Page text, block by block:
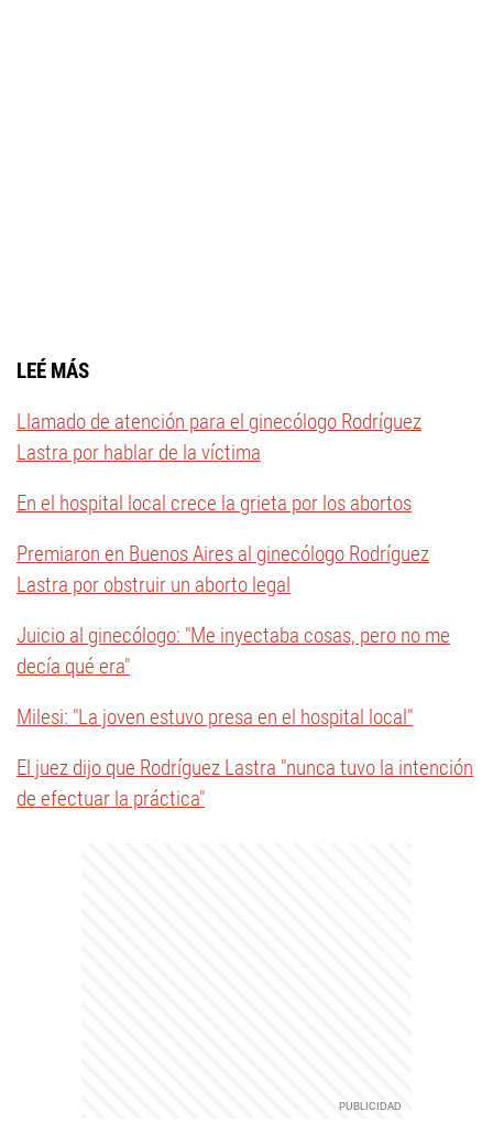
LEÉ MÁS
Llamado de atención para el ginecólogo Rodríguez
Lastra por hablar de la víctima
En el hospital local crece la grieta por los abortos
Premiaron en Buenos Aires al ginecólogo Rodríguez
Lastra por obstruir un aborto legal
Juicio al ginecólogo: "Me inyectaba cosas, pero no me
decía qué era"
Milesi: "La joven estuvo presa en el hospital local"
El juez dijo que Rodríguez Lastra "nunca tuvo la intención
de efectuar la práctica"